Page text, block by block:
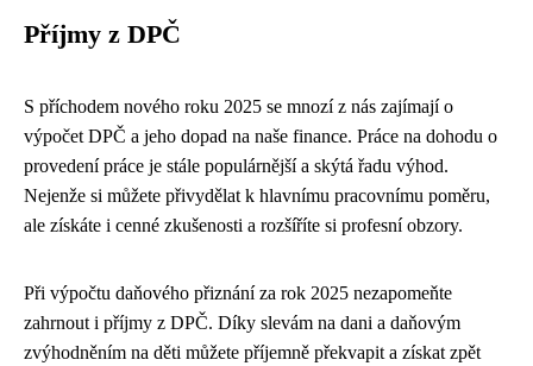
Příjmy z DPČ
S příchodem nového roku 2025 se mnozí z nás zajímají o
výpočet DPČ a jeho dopad na naše finance. Práce na dohodu o
provedení práce je stále populárnější a skýtá řadu výhod.
Nejenže si můžete přivydělat k hlavnímu pracovnímu poměru,
ale získáte i cenné zkušenosti a rozšíříte si profesní obzory.
Při výpočtu daňového přiznání za rok 2025 nezapomeňte
zahrnout i příjmy z DPČ. Díky slevám na dani a daňovým
zvýhodněním na děti můžete příjemně překvapit a získat zpět